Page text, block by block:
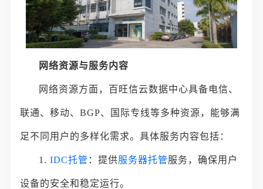
网络资源与服务内容
网络资源方面，百旺信云数据中心具备电信、
联通、移动、BGP、国际专线等多种资源，能够满
足不同用户的多样化需求。具体服务内容包括：
1.IDC托管 ：提供服务器托管服务，确保用户
设备的安全和稳定运行。